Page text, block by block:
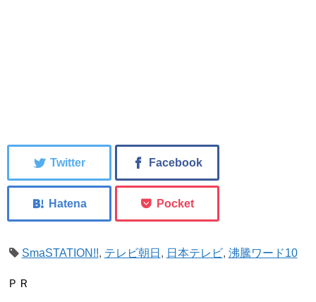
SmaSTATION!!, テレビ朝日 , 日本テレビ, 沸騰ワード10
ＰＲ